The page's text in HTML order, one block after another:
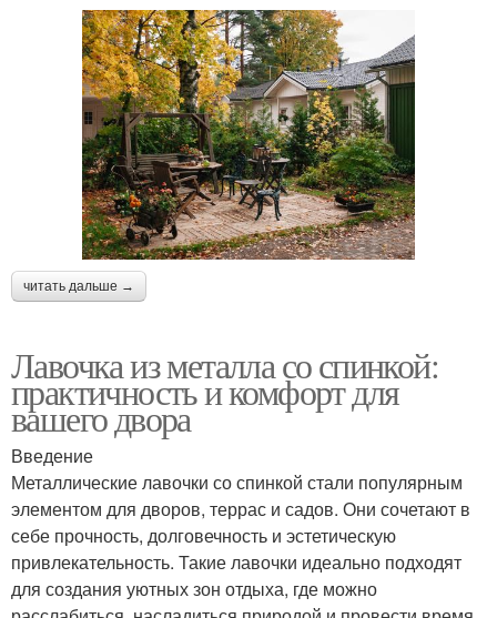
читать дальше →
Лавочка из металла со спинкой:
практичность и комфорт для
вашего двора
Введение
Металлические лавочки со спинкой стали популярным
элементом для дворов, террас и садов. Они сочетают в
себе прочность, долговечность и эстетическую
привлекательность. Такие лавочки идеально подходят
для создания уютных зон отдыха, где можно